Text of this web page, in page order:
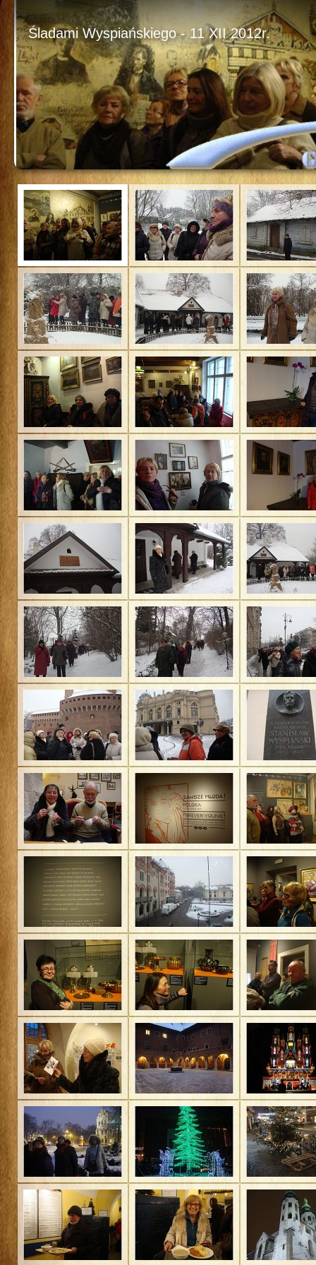
Śladami Wyspiańskiego - 11 XII 2012r.